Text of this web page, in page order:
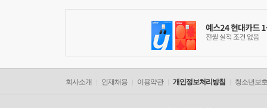
회사소개 인재채용 이용약관 개인정보처리방침 청소년보